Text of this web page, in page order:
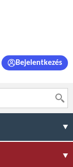
Bejelentkezés